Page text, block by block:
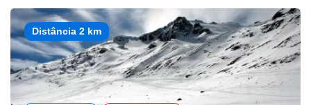
Distância 2 km